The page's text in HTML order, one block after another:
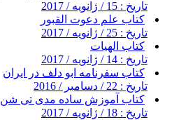
تاریخ : 15 / ژانویه / 2017
کتاب علم دعوت القبور
تاریخ : 25 / ژانویه / 2017
کتاب الهیات
تاریخ : 14 / ژانویه / 2017
کتاب سفرنامه ابو دلف در ایران
تاریخ : 22 / دسامبر / 2016
کتاب آموزش ساده مدی تی شن
تاریخ : 18 / ژانویه / 2017